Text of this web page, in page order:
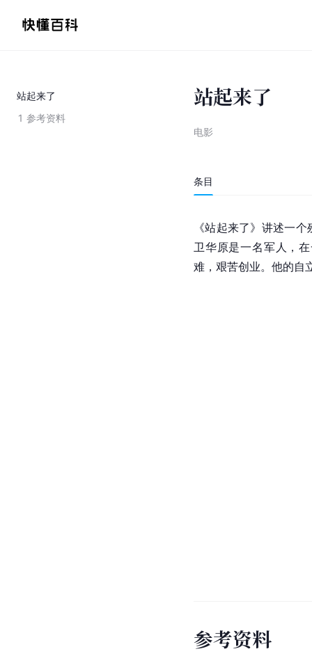
站起来了
1 参考资料
站起来了
电影
条目
《站起来了》讲述一
卫华原是一名军人，
难，艰苦创业。他的自
参考资料